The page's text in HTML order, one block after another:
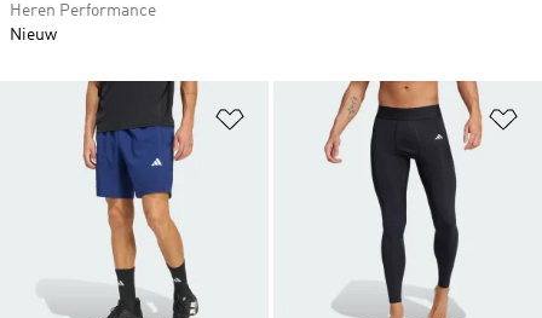
Op verlanglijst zetten
Heren Performance
Nieuw